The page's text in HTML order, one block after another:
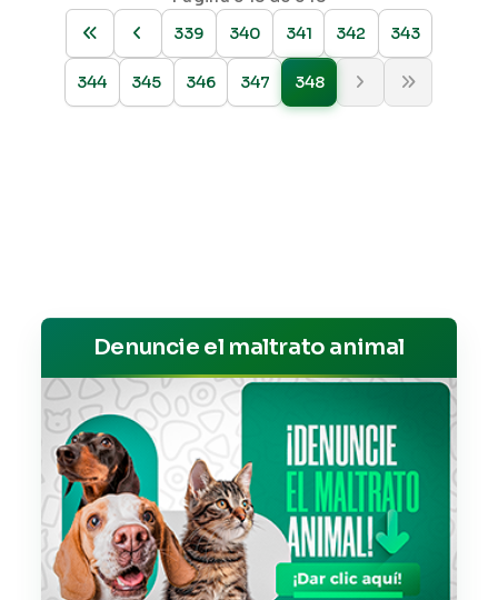
339
340 341 342 343
344 345 346 347 348
Denuncie el maltrato animal